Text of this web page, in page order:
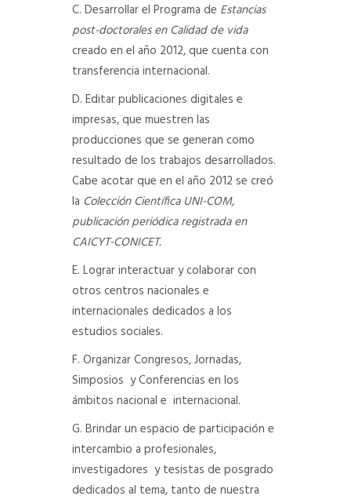
C. Desarrollar el Programa de Estancias
post-doctorales en Calidad de vida
creado en el año 2012, que cuenta con
transferencia internacional.
D. Editar publicaciones digitales e
impresas, que muestren las
producciones que se generan como
resultado de los trabajos desarrollados.
Cabe acotar que en el año 2012 se creó
la Colección Científica UNI-COM,
publicación periódica registrada en
CAICYT-CONICET.
E. Lograr interactuar y colaborar con
otros centros nacionales e
internacionales dedicados a los
estudios sociales.
F. Organizar Congresos, Jornadas,
Simposios y Conferencias en los
ámbitos nacional e internacional.
G. Brindar un espacio de participación e
intercambio a profesionales,
investigadores y tesistas de posgrado
dedicados al tema, tanto de nuestra